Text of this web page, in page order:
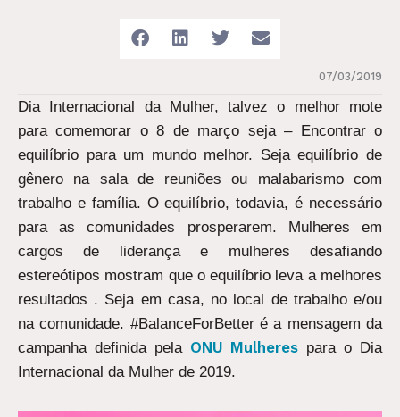
07/03/2019
Dia Internacional da Mulher, talvez o melhor mote
para comemorar o 8 de março seja – Encontrar o
equilíbrio para um mundo melhor. Seja equilíbrio de
gênero na sala de reuniões ou malabarismo com
trabalho e família. O equilíbrio, todavia, é necessário
para as comunidades prosperarem. Mulheres em
cargos de liderança e mulheres desafiando
estereótipos mostram que o equilíbrio leva a melhores
resultados . Seja em casa, no local de trabalho e/ou
na comunidade. #BalanceForBetter é a mensagem da
campanha definida pela ONU Mulheres para o Dia
Internacional da Mulher de 2019.